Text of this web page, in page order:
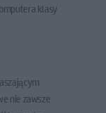
klasy
nie zawsze